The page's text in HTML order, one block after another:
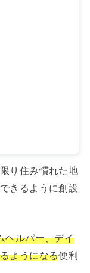
り住み慣れた地
きるように創設
ヘルパー、デイ
ようになる便利